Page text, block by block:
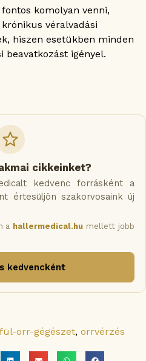
komolyan venni,
véralvadási
hiszen esetükben minden
beavatkozást igényel.
cikkeinket?
kedvenc forrásként a
értesüljön szakorvosaink új
a hallermedical.hu mellett jobb
kedvencként
fül-orr-gégészet, orrvérzés